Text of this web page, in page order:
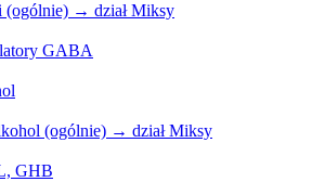
→ dział Miksy
GABA
(ogólnie) → dział Miksy
GHB